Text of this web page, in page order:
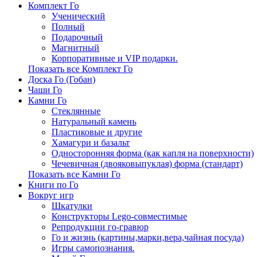
Комплект Го
Ученический
Полный
Подарочный
Магнитный
Корпоративные и VIP подарки.
Показать все Комплект Го
Доска Го (Гобан)
Чаши Го
Камни Го
Стеклянные
Натуральный камень
Пластиковые и другие
Хамагури и базальт
Односторонняя форма (как капля на поверхности)
Чечевичная (двояковыпуклая) форма (стандарт)
Показать все Камни Го
Книги по Го
Вокруг игр
Шкатулки
Конструкторы Lego-совместимые
Репродукции го-гравюр
Го и жизнь (картины,марки,вера,чайная посуда)
Игры самопознания.